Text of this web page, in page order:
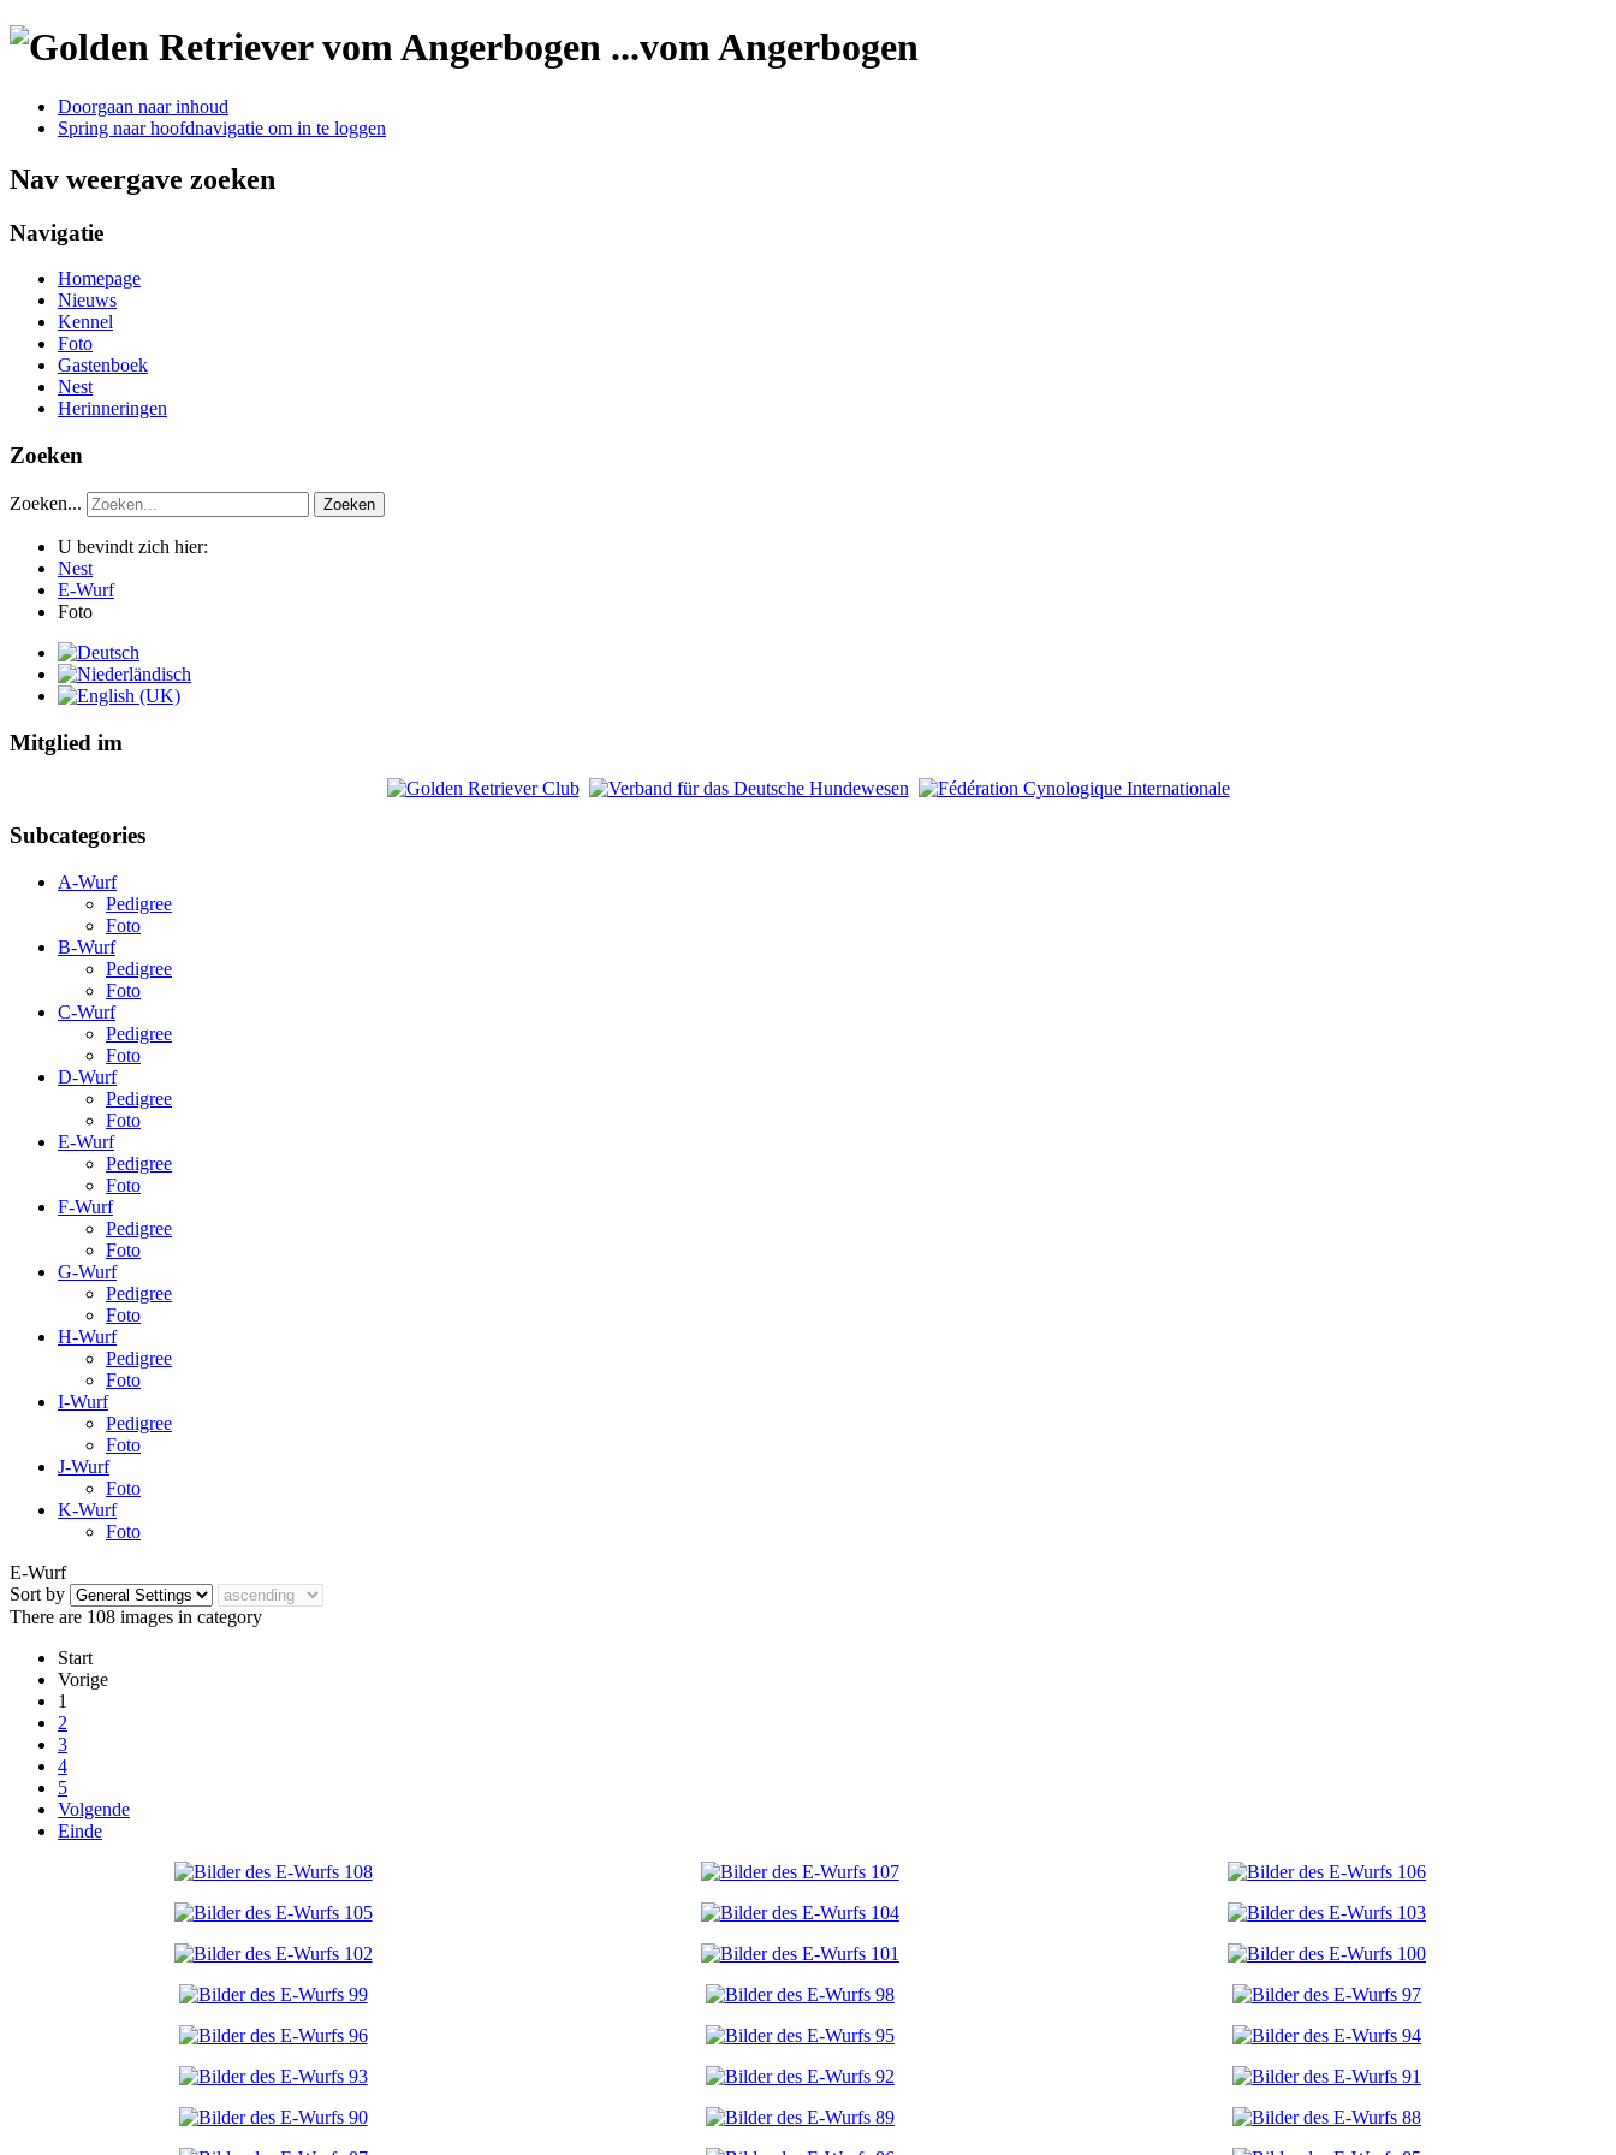
...vom Angerbogen
Doorgaan naar inhoud
Spring naar hoofdnavigatie om in te loggen
Nav weergave zoeken
Navigatie
Homepage
Nieuws
Kennel
Foto
Gastenboek
Nest
Herinneringen
Zoeken
Zoeken... Zoeken
U bevindt zich hier:
Nest
E-Wurf
Foto
Mitglied im
Subcategories
A-Wurf
Pedigree
Foto
B-Wurf
Pedigree
Foto
C-Wurf
Pedigree
Foto
D-Wurf
Pedigree
Foto
E-Wurf
Pedigree
Foto
F-Wurf
Pedigree
Foto
G-Wurf
Pedigree
Foto
H-Wurf
Pedigree
Foto
I-Wurf
Pedigree
Foto
J-Wurf
Foto
K-Wurf
Foto
E-Wurf
Sort by
There are 108 images in category
Start
Vorige
1
2
3
4
5
Volgende
Einde